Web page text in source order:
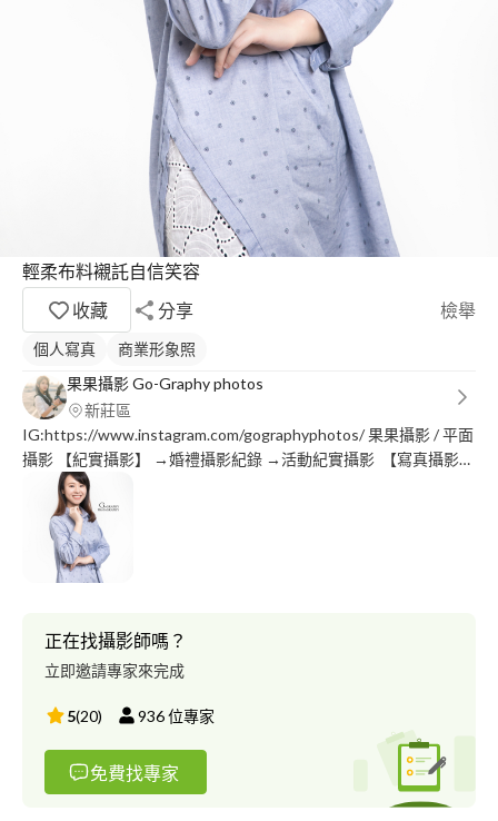
輕柔布料襯託自信笑容
收藏
分享 檢舉
個人寫真
商業形象照
果果攝影 Go-Graphy photos
新莊區
IG:https://www.instagram.com/gographyphotos/ 果果攝影 / 平面
攝影 【紀實攝影】 →婚禮攝影紀錄 →活動紀實攝影 【寫真攝影】
→孕婦寫真 →親子寫真 →情侶寫真 →個人寫真 【工商攝影】 →
產品攝影 →網拍攝影 →形象照片 / 宣傳照片
正在找攝影師嗎？
立即邀請專家來完成
5(20) 936位專家
免費找專家